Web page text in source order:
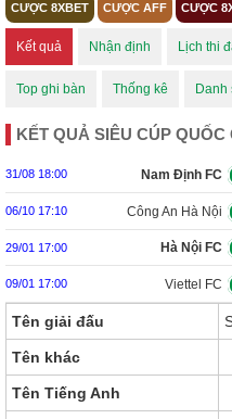
CƯỢC 8XBET CƯỢC AFF CƯỢC
Kết quả Nhận định Lịch thi
Top ghi bàn Thống kê Danh
KẾT QUẢ SIÊU CÚP
31/08 18:00 Nam Định FC
06/10 17:10 Công An Hà Nội
29/01 17:00 Hà Nội FC
09/01 17:00 Viettel FC
Tên giải đấu
Tên khác
Tên Tiếng Anh